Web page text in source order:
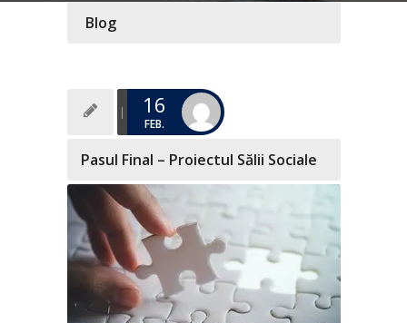
Blog
16
FEB.
Pasul Final – Proiectul Sălii Sociale